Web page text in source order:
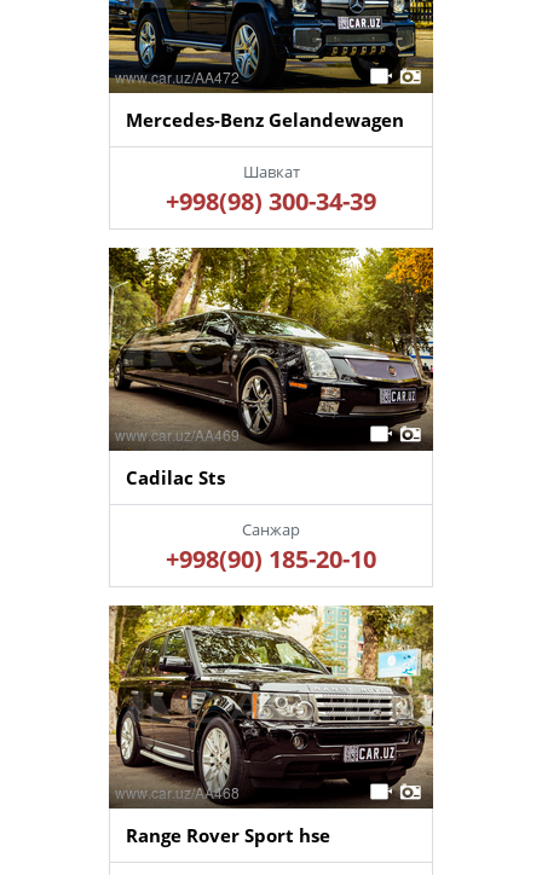
Mercedes-Benz Gelandewagen
Шавкат
+998(98) 300-34-39
Cadilac Sts
Санжар
+998(90) 185-20-10
Range Rover Sport hse